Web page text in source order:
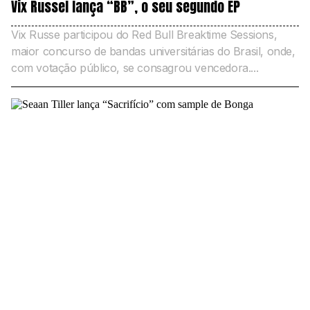
Vix Russel lança “BB”, o seu segundo EP
Vix Russe participou do Red Bull Breaktime Sessions,
maior concurso de bandas universitárias do Brasil, onde,
com votação público, se consagrou vencedora....